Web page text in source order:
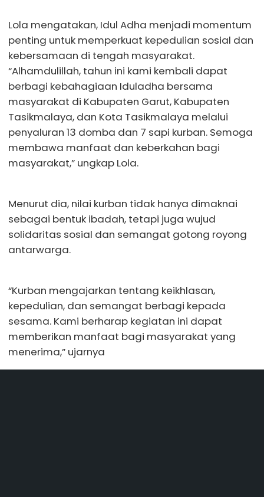
Lola mengatakan, Idul Adha menjadi momentum
penting untuk memperkuat kepedulian sosial dan
kebersamaan di tengah masyarakat.
“Alhamdulillah, tahun ini kami kembali dapat
berbagi kebahagiaan Iduladha bersama
masyarakat di Kabupaten Garut, Kabupaten
Tasikmalaya, dan Kota Tasikmalaya melalui
penyaluran 13 domba dan 7 sapi kurban. Semoga
membawa manfaat dan keberkahan bagi
masyarakat,” ungkap Lola.
Menurut dia, nilai kurban tidak hanya dimaknai
sebagai bentuk ibadah, tetapi juga wujud
solidaritas sosial dan semangat gotong royong
antarwarga.
“Kurban mengajarkan tentang keikhlasan,
kepedulian, dan semangat berbagi kepada
sesama. Kami berharap kegiatan ini dapat
memberikan manfaat bagi masyarakat yang
menerima,” ujarnya